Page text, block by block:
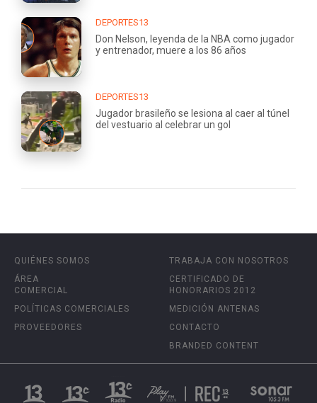
DEPORTES13
Don Nelson, leyenda de la NBA como jugador
y entrenador, muere a los 86 años
DEPORTES13
Jugador brasileño se lesiona al caer al túnel
del vestuario al celebrar un gol
QUIÉNES SOMOS
ÁREA
COMERCIAL
POLÍTICAS COMERCIALES
PROVEEDORES
TRABAJA CON NOSOTROS
CERTIFICADO DE
HONORARIOS 2012
MEDICIÓN ANTENAS
CONTACTO
BRANDED CONTENT